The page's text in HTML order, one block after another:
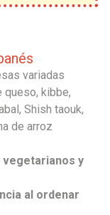
variadas
queso, kibbe,
Shish taouk,
de arroz
vegetarianos y
al ordenar